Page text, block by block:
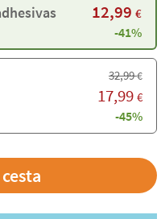
12,99 €
-41%
32,99€
17,99 €
-45%